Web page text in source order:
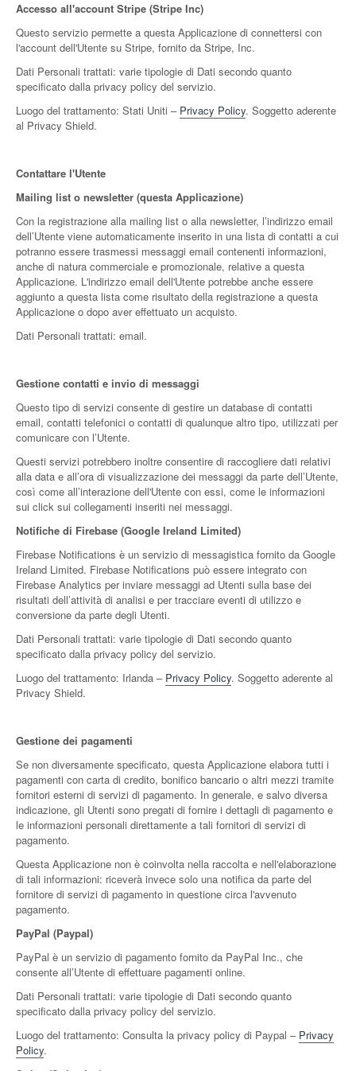
Accesso all'account Stripe (Stripe Inc)
Questo servizio permette a questa Applicazione di connettersi con
l'account dell'Utente su Stripe, fornito da Stripe, Inc.
Dati Personali trattati: varie tipologie di Dati secondo quanto
specificato dalla privacy policy del servizio.
Luogo del trattamento: Stati Uniti – Privacy Policy. Soggetto aderente
al Privacy Shield.
Contattare l'Utente
Mailing list o newsletter (questa Applicazione)
Con la registrazione alla mailing list o alla newsletter, l’indirizzo email
dell’Utente viene automaticamente inserito in una lista di contatti a cui
potranno essere trasmessi messaggi email contenenti informazioni,
anche di natura commerciale e promozionale, relative a questa
Applicazione. L'indirizzo email dell'Utente potrebbe anche essere
aggiunto a questa lista come risultato della registrazione a questa
Applicazione o dopo aver effettuato un acquisto.
Dati Personali trattati: email.
Gestione contatti e invio di messaggi
Questo tipo di servizi consente di gestire un database di contatti
email, contatti telefonici o contatti di qualunque altro tipo, utilizzati per
comunicare con l’Utente.
Questi servizi potrebbero inoltre consentire di raccogliere dati relativi
alla data e all’ora di visualizzazione dei messaggi da parte dell’Utente,
così come all’interazione dell'Utente con essi, come le informazioni
sui click sui collegamenti inseriti nei messaggi.
Notifiche di Firebase (Google Ireland Limited)
Firebase Notifications è un servizio di messagistica fornito da Google
Ireland Limited. Firebase Notifications può essere integrato con
Firebase Analytics per inviare messaggi ad Utenti sulla base dei
risultati dell’attività di analisi e per tracciare eventi di utilizzo e
conversione da parte degli Utenti.
Dati Personali trattati: varie tipologie di Dati secondo quanto
specificato dalla privacy policy del servizio.
Luogo del trattamento: Irlanda – Privacy Policy. Soggetto aderente al
Privacy Shield.
Gestione dei pagamenti
Se non diversamente specificato, questa Applicazione elabora tutti i
pagamenti con carta di credito, bonifico bancario o altri mezzi tramite
fornitori esterni di servizi di pagamento. In generale, e salvo diversa
indicazione, gli Utenti sono pregati di fornire i dettagli di pagamento e
le informazioni personali direttamente a tali fornitori di servizi di
pagamento.
Questa Applicazione non è coinvolta nella raccolta e nell'elaborazione
di tali informazioni: riceverà invece solo una notifica da parte del
fornitore di servizi di pagamento in questione circa l'avvenuto
pagamento.
PayPal (Paypal)
PayPal è un servizio di pagamento fornito da PayPal Inc., che
consente all’Utente di effettuare pagamenti online.
Dati Personali trattati: varie tipologie di Dati secondo quanto
specificato dalla privacy policy del servizio.
Luogo del trattamento: Consulta la privacy policy di Paypal – Privacy
Policy.